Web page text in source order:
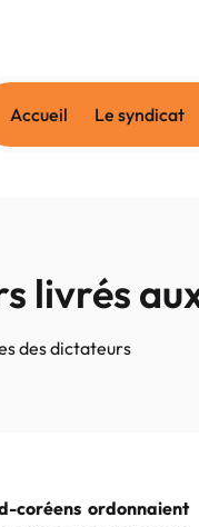
Accueil Le syndicat
livrés
des dictateurs
coréens ordonnaient